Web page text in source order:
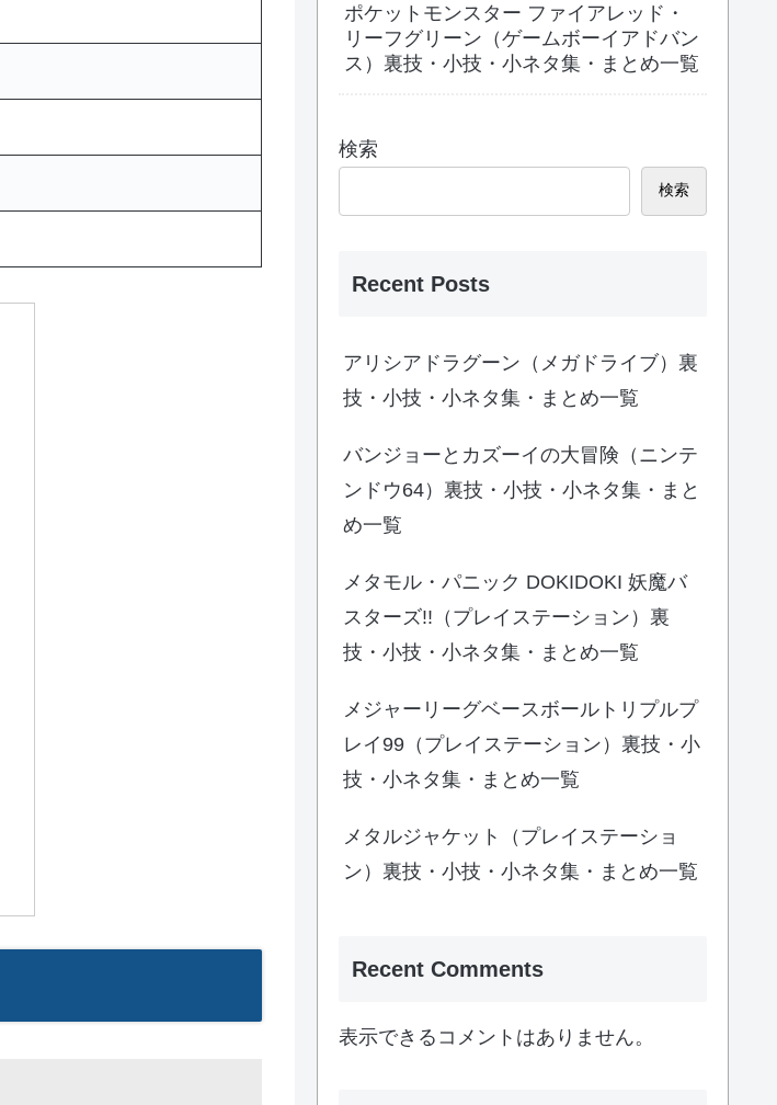
ポケットモンスター ファイアレッド・
リーフグリーン（ゲームボーイアドバン
ス）裏技・小技・小ネタ集・まとめ一覧
検索
検索
Recent Posts
アリシアドラグーン（メガドライブ）裏
技・小技・小ネタ集・まとめ一覧
バンジョーとカズーイの大冒険（ニンテ
ンドウ64）裏技・小技・小ネタ集・まと
め一覧
メタモル・パニック DOKIDOKI 妖魔バ
スターズ!!（プレイステーション）裏
技・小技・小ネタ集・まとめ一覧
メジャーリーグベースボールトリプルプ
レイ99（プレイステーション）裏技・小
技・小ネタ集・まとめ一覧
メタルジャケット（プレイステーショ
ン）裏技・小技・小ネタ集・まとめ一覧
Recent Comments
表示できるコメントはありません。